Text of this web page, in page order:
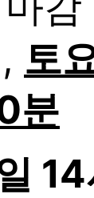
토
분